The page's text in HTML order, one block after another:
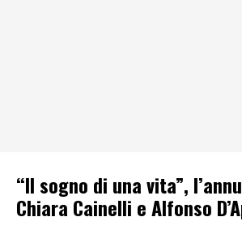
“Il sogno di una vita”,
Chiara Cainelli e Alfonso